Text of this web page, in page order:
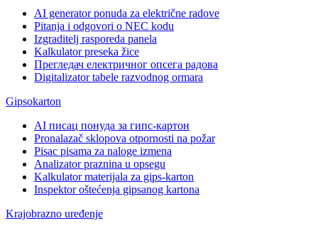
AI generator ponuda za električne radove
Pitanja i odgovori o NEC kodu
Izgraditelj rasporeda panela
Kalkulator preseka žice
Прегледач електричног опсега радова
Digitalizator tabele razvodnog ormara
Gipsokarton
AI писац понуда за гипс-картон
Pronalazač sklopova otpornosti na požar
Pisac pisama za naloge izmena
Analizator praznina u opsegu
Kalkulator materijala za gips-karton
Inspektor oštećenja gipsanog kartona
Krajobrazno uređenje